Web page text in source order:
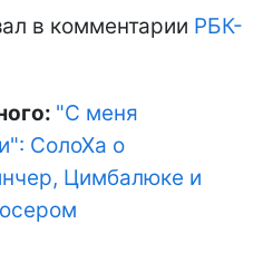
в комментарии РБК-
"С меня
СолоХа о
Цимбалюке и